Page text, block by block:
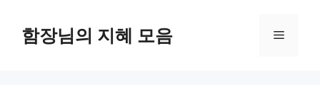
함장님의 지혜 모음 메